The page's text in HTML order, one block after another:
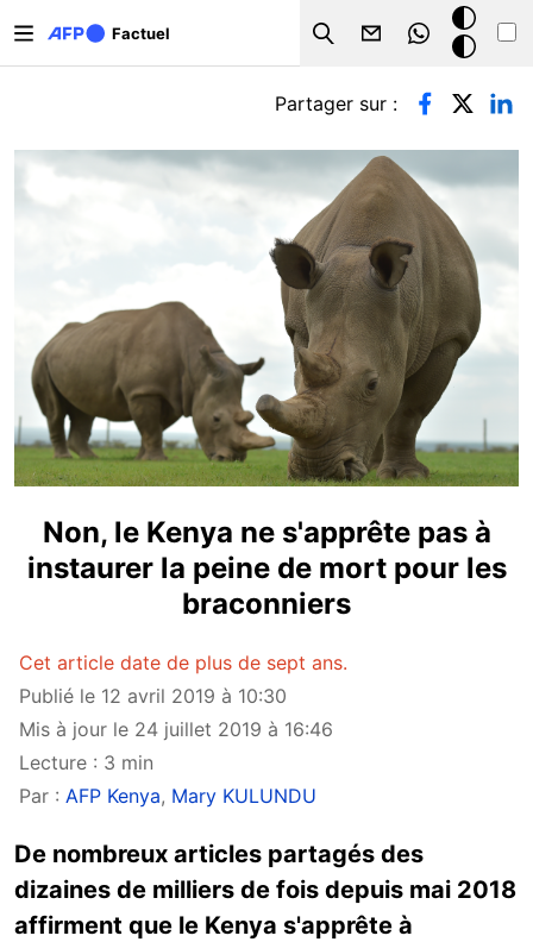
Factuel
Search
Mode
sombre
Onglets principaux
Partager sur :
Non, le Kenya ne s'apprête pas à
instaurer la peine de mort pour les
braconniers
Cet article date de plus de sept ans.
Publié le 12 avril 2019 à 10:30
Mis à jour le 24 juillet 2019 à 16:46
Lecture : 3 min
Par : AFP Kenya, Mary KULUNDU
De nombreux articles partagés des
dizaines de milliers de fois depuis mai 2018
affirment que le Kenya s'apprête à